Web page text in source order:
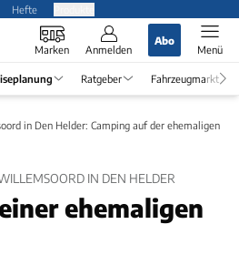
Hefte
Marken Anmelden
Abo
Menü
Ratgeber Fahrzeugmarkt
in Den Helder: Camping auf der ehemaligen
IN DEN HELDER
ehemaligen